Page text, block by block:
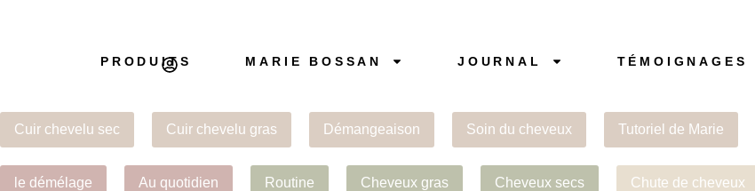
PRODUITS MARIE BOSSAN JOURNAL TÉMOIGNAGES
Cuir chevelu sec Cuir chevelu gras Démangeaison Soin du cheveux Tutoriel de Marie
le démélage Au quotidien Routine Cheveux gras Cheveux secs Chute de cheveux